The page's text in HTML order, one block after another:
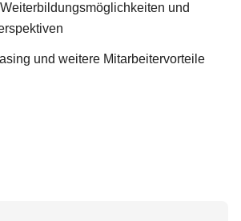
und
und weitere Mitarbeitervorteile